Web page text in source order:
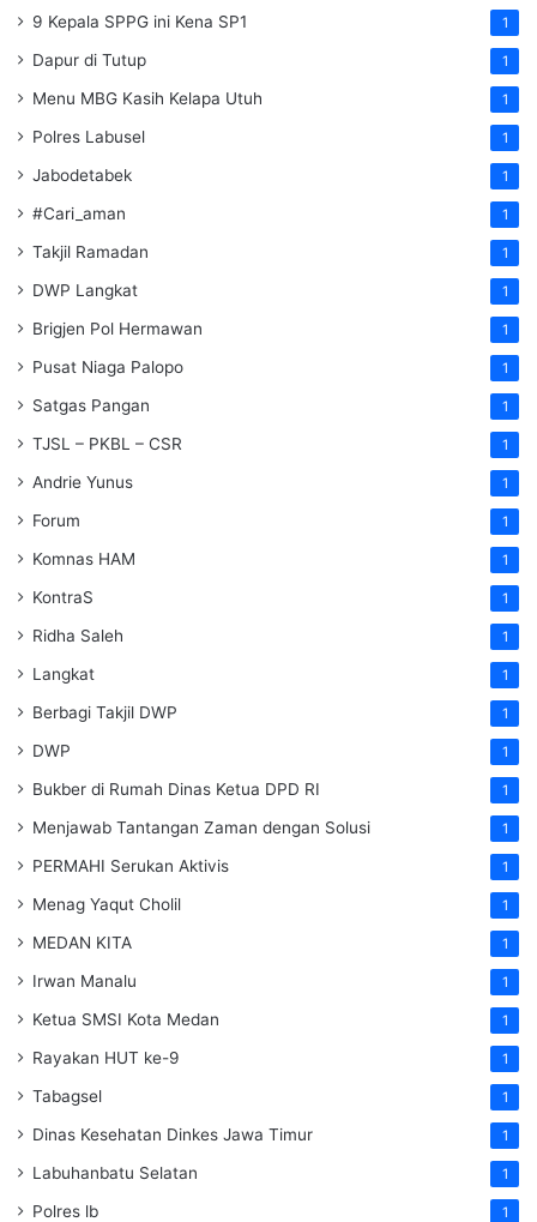
9 Kepala SPPG ini Kena SP1 1
Dapur di Tutup 1
Menu MBG Kasih Kelapa Utuh 1
Polres Labusel 1
Jabodetabek 1
#Cari_aman 1
Takjil Ramadan 1
DWP Langkat 1
Brigjen Pol Hermawan 1
Pusat Niaga Palopo 1
Satgas Pangan 1
TJSL – PKBL – CSR 1
Andrie Yunus 1
Forum 1
Komnas HAM 1
KontraS 1
Ridha Saleh 1
Langkat 1
Berbagi Takjil DWP 1
DWP 1
Bukber di Rumah Dinas Ketua DPD RI 1
Menjawab Tantangan Zaman dengan Solusi 1
PERMAHI Serukan Aktivis 1
Menag Yaqut Cholil 1
MEDAN KITA 1
Irwan Manalu 1
Ketua SMSI Kota Medan 1
Rayakan HUT ke-9 1
Tabagsel 1
Dinas Kesehatan Dinkes Jawa Timur 1
Labuhanbatu Selatan 1
Polres lb 1